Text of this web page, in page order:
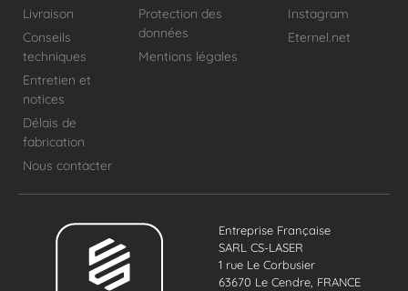
Livraison
Conseils
techniques
Entretien et
notices
Délais de
fabrication
Nous contacter
Protection des
données
Mentions légales
Instagram
Eternel.net
Entreprise Française
SARL CS-LASER
1 rue Le Corbusier
63670 Le Cendre, FRANCE